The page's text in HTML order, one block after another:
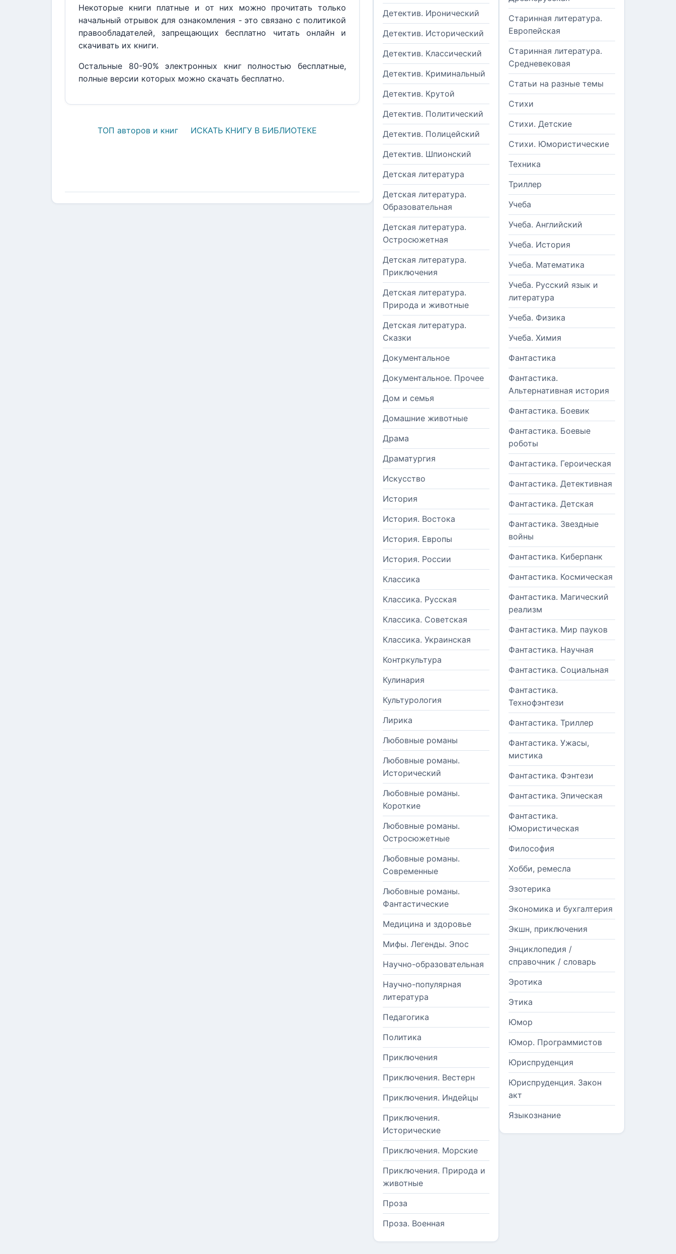
Некоторые книги платные и от них можно прочитать только
начальный отрывок для ознакомления - это связано с политикой
правообладателей, запрещающих бесплатно читать онлайн и
скачивать их книги.
Остальные 80-90% электронных книг полностью бесплатные,
полные версии которых можно скачать бесплатно.
ТОП авторов и книг ИСКАТЬ КНИГУ В БИБЛИОТЕКЕ
Детектив. Иронический
Детектив. Исторический
Детектив. Классический
Детектив. Криминальный
Детектив. Крутой
Детектив. Политический
Детектив. Полицейский
Детектив. Шпионский
Детская литература
Детская литература.
Образовательная
Детская литература.
Остросюжетная
Детская литература.
Приключения
Детская литература.
Природа и животные
Детская литература.
Сказки
Документальное
Документальное. Прочее
Дом и семья
Домашние животные
Драма
Драматургия
Искусство
История
История. Востока
История. Европы
История. России
Классика
Классика. Русская
Классика. Советская
Классика. Украинская
Контркультура
Кулинария
Культурология
Лирика
Любовные романы
Любовные романы.
Исторический
Любовные романы.
Короткие
Любовные романы.
Остросюжетные
Любовные романы.
Современные
Любовные романы.
Фантастические
Медицина и здоровье
Мифы. Легенды. Эпос
Научно-образовательная
Научно-популярная
литература
Педагогика
Политика
Приключения
Приключения. Вестерн
Приключения. Индейцы
Приключения.
Исторические
Приключения. Морские
Приключения. Природа и
животные
Проза
Проза. Военная
Старинная литература.
Европейская
Старинная литература.
Средневековая
Статьи на разные темы
Стихи
Стихи. Детские
Стихи. Юмористические
Техника
Триллер
Учеба
Учеба. Английский
Учеба. История
Учеба. Математика
Учеба. Русский язык и
литература
Учеба. Физика
Учеба. Химия
Фантастика
Фантастика.
Альтернативная история
Фантастика. Боевик
Фантастика. Боевые
роботы
Фантастика. Героическая
Фантастика. Детективная
Фантастика. Детская
Фантастика. Звездные
войны
Фантастика. Киберпанк
Фантастика. Космическая
Фантастика. Магический
реализм
Фантастика. Мир пауков
Фантастика. Научная
Фантастика. Социальная
Фантастика.
Технофэнтези
Фантастика. Триллер
Фантастика. Ужасы,
мистика
Фантастика. Фэнтези
Фантастика. Эпическая
Фантастика.
Юмористическая
Философия
Хобби, ремесла
Эзотерика
Экономика и бухгалтерия
Экшн, приключения
Энциклопедия /
справочник / словарь
Эротика
Этика
Юмор
Юмор. Программистов
Юриспруденция
Юриспруденция. Закон
акт
Языкознание